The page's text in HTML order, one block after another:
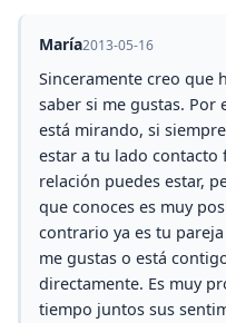
María2013-05-16
Sinceramente creo que
saber si me gustas. Por
está mirando, si
estar a tu lado contacto
relación puedes estar,
que conoces es muy
contrario ya es tu
me gustas o está
directamente. Es muy
tiempo juntos sus